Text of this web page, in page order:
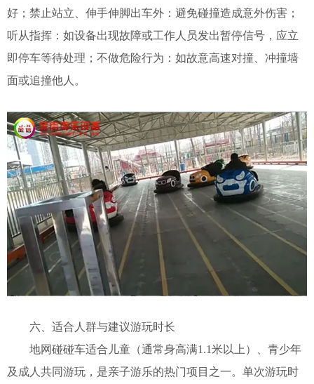
好； 禁止站立、伸手伸脚出车外：避免碰撞造成意外伤害；
听从指挥：如设备出现故障或工作人员发出暂停信号，应立
即停车等待处理； 不做危险行为：如故意高速对撞、冲撞墙
面或追撞他人。
六、适合人群与建议游玩时长
地网碰碰车适合儿童（通常身高满1.1米以上）、青少年
及成人共同游玩，是亲子游乐的热门项目之一。单次游玩时